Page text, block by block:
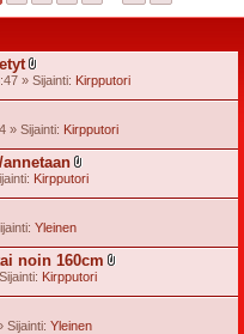
l
i
t
e
e
t
» Sijainti: Kirpputori
» Sijainti: Kirpputori
l
i
e
e
t
Kirpputori
Yleinen
noin 160cm
i
Kirpputori
Sijainti: Yleinen